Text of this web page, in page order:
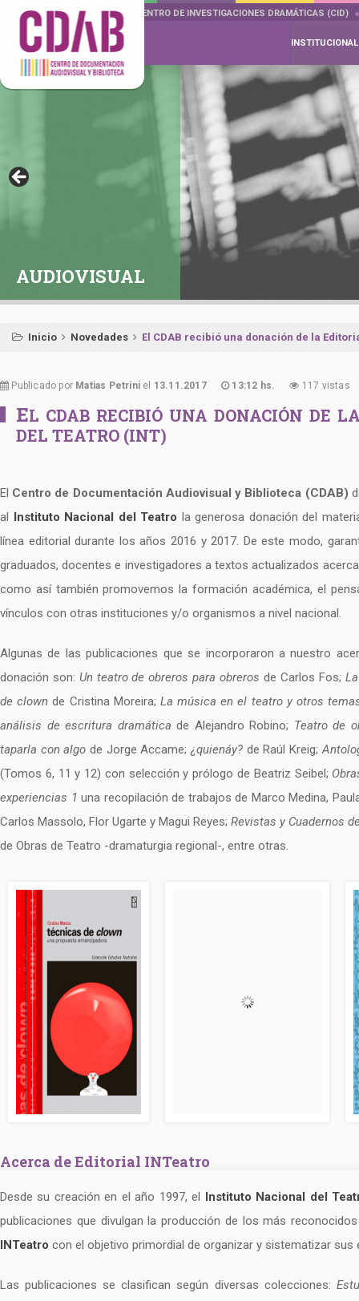
DOCUMENTA DRAMÁTICAS CENTRO DE INVESTIGACIONES DRAMÁTICAS (CID)
INSTITUCIONAL
AUDIOVISUAL
Inicio Novedades El CDAB recibió una donación de la
Publicado por Matias Petrini el 13.11.2017 13:12 hs. 117 vistas
EL CDAB RECIBIÓ UNA DONACIÓN DE
DEL TEATRO (INT)
El Centro de Documentación Audiovisual y Biblioteca (CDAB)
al Instituto Nacional del Teatro la generosa donación del
línea editorial durante los años 2016 y 2017. De este modo,
graduados, docentes e investigadores a textos actualizados
como así también promovemos la formación académica, el
vínculos con otras instituciones y/o organismos a nivel nacional.
Algunas de las publicaciones que se incorporaron a nuestro
donación son: Un teatro de obreros para obreros de Carlos Fos;
de clown de Cristina Moreira; La música en el teatro y otros
análisis de escritura dramática de Alejandro Robino; Teatro de
taparla con algo de Jorge Accame;¿quienáy? de Raúl Kreig;
(Tomos 6, 11 y 12) con selección y prólogo de Beatriz Seibel;
experiencias 1 una recopilación de trabajos de Marco Medina,
Carlos Massolo, Flor Ugarte y Magui Reyes;Revistas y Cuadernos
de Obras de Teatro -dramaturgia regional-, entre otras.
Acerca de Editorial INTeatro
Desde su creación en el año 1997, el Instituto Nacional del
publicaciones que divulgan la producción de los más
INTeatro con el objetivo primordial de organizar y sistematizar sus
Las publicaciones se clasifican según diversas colecciones: